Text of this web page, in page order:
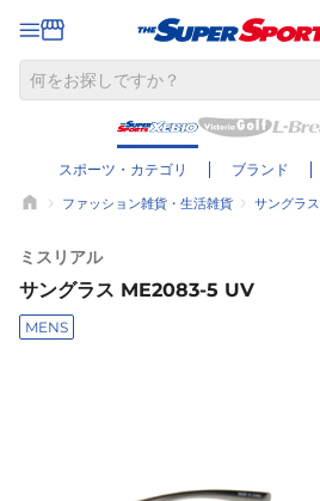
スポーツ・カテゴリ ブランド
ファッション雑貨・生活雑貨 サングラス
ミスリアル
サングラス ME2083-5 UV
MENS